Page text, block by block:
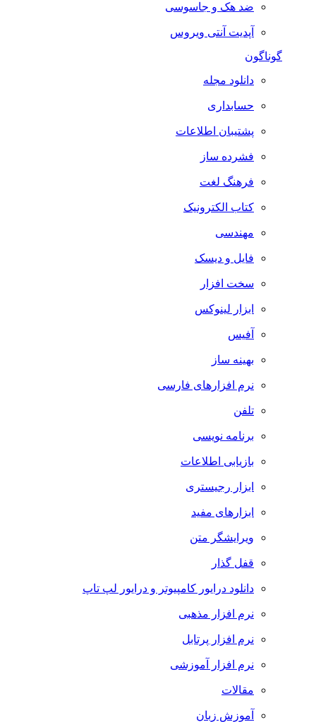
ضد هک و جاسوسی
آپدیت آنتی ویروس
گوناگون
دانلود مجله
حسابداری
پشتیبان اطلاعات
فشرده ساز
فرهنگ لغت
کتاب الکترونیک
مهندسی
فایل و دیسک
سخت افزار
ابزار لینوکس
آفیس
بهینه ساز
نرم افزارهای فارسی
تلفن
برنامه نویسی
بازیابی اطلاعات
ابزار رجیستری
ابزارهای مفید
ویرایشگر متن
قفل گذار
دانلود درایور کامپیوتر و درایور لپ تاپ
نرم افزار مذهبی
نرم افزار پرتابل
نرم افزار آموزشی
مقالات
آموزش زبان